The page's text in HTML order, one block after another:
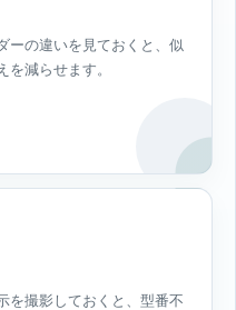
ーの違いを見ておくと、似
減らせます。
を撮影しておくと、型番不